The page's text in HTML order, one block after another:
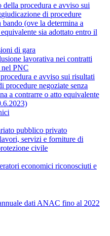
procedura e avviso sui
di procedure
bando (ove la determina a
sia adottato entro il
di gara
lavorativa nei contratti
PNC
e avviso sui risultati
procedure negoziate senza
a contrarre o atto equivalente
pubblico privato
servizi e forniture di
civile
economici riconosciuti e
dati ANAC fino al 2022